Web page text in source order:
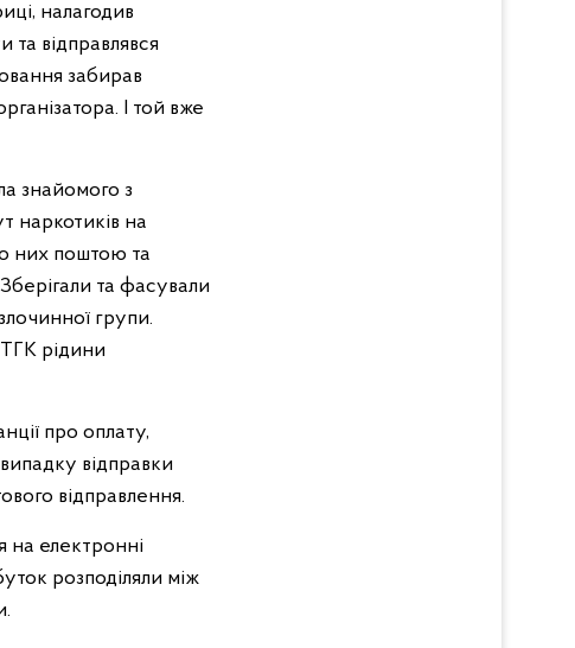
налагодив
та відправлявся
забирав
І той вже
знайомого з
наркотиків на
них поштою та
та фасували
групи.
рідини
про оплату,
відправки
відправлення.
на електронні
розподіляли між